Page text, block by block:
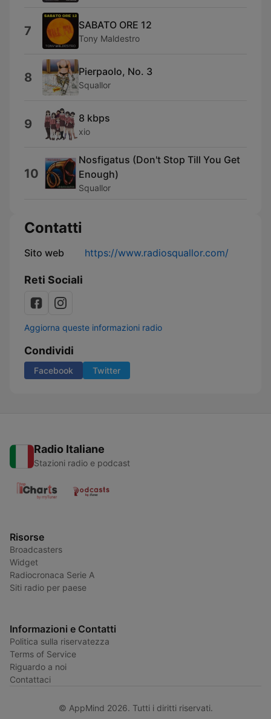
7 SABATO ORE 12
Tony Maldestro
8 Pierpaolo, No. 3
Squallor
9 8 kbps
xio
10
Nosfigatus (Don't Stop Till You Get
Enough)
Squallor
Contatti
Sito web https://www.radiosquallor.com/
Reti Sociali
Aggiorna queste informazioni radio
Condividi
Facebook Twitter
Radio Italiane
Stazioni radio e podcast
Risorse
Broadcasters
Widget
Radiocronaca Serie A
Siti radio per paese
Informazioni e Contatti
Politica sulla riservatezza
Terms of Service
Riguardo a noi
Contattaci
© AppMind 2026. Tutti i diritti riservati.